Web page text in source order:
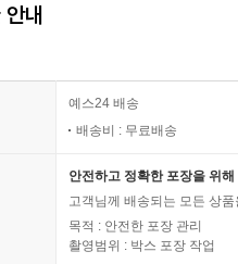
내
예스24 배송
배송비 : 무료배송
안전하고 정확한 포장을 위
고객님께 배송되는 모든 상
목적 : 안전한 포장 관리
촬영범위 : 박스 포장 작업